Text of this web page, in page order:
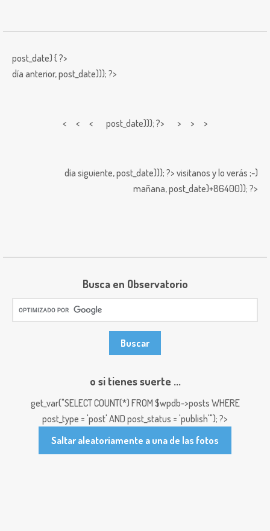
post_date) { ?>
día anterior,post_date))); ?>
< < < post_date))); ?> > > >
día siguiente,post_date))); ?> visitanos y lo verás ;-)
mañana,post_date)+86400)); ?>
Busca en Observatorio
o si tienes suerte ...
get_var("SELECT COUNT(*) FROM $wpdb->posts WHERE
post_type = 'post' AND post_status = 'publish'"); ?>
Saltar aleatoriamente a una de las fotos